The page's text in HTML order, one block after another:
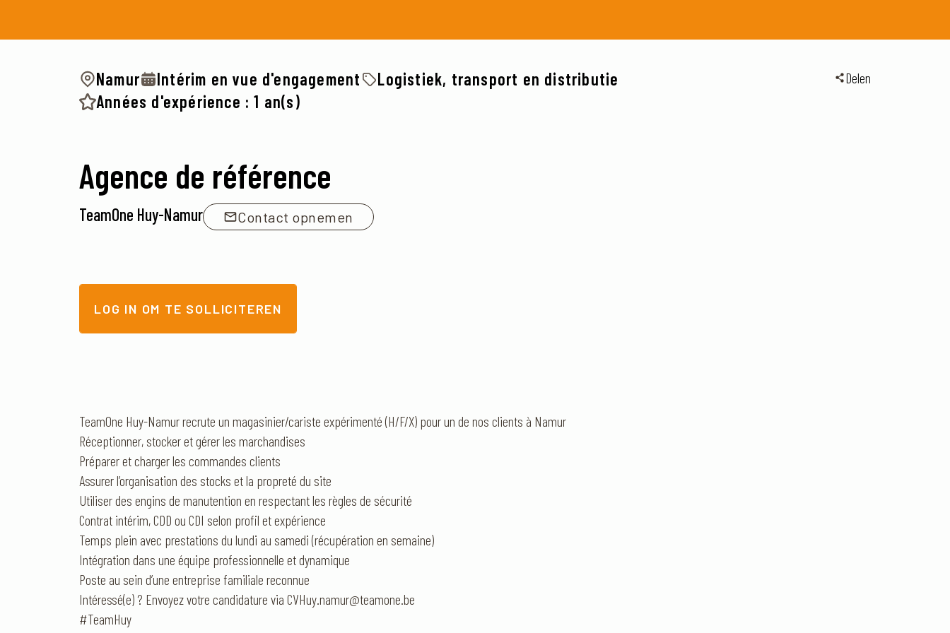
Namur Intérim en vue d'engagement
Logistiek, transport en distributie
Années d'expérience : 1 an(s)
Delen
Agence de référence
TeamOne Huy-Namur Contact opnemen
LOG IN OM TE SOLLICITEREN
TeamOne Huy-Namur recrute un magasinier/cariste expérimenté (H/F/X) pour un de nos clients à Namur
Réceptionner, stocker et gérer les marchandises
Préparer et charger les commandes clients
Assurer l’organisation des stocks et la propreté du site
Utiliser des engins de manutention en respectant les règles de sécurité
Contrat intérim, CDD ou CDI selon profil et expérience
Temps plein avec prestations du lundi au samedi (récupération en semaine)
Intégration dans une équipe professionnelle et dynamique
Poste au sein d’une entreprise familiale reconnue
Intéressé(e) ? Envoyez votre candidature via CVHuy.namur@teamone.be
#TeamHuy